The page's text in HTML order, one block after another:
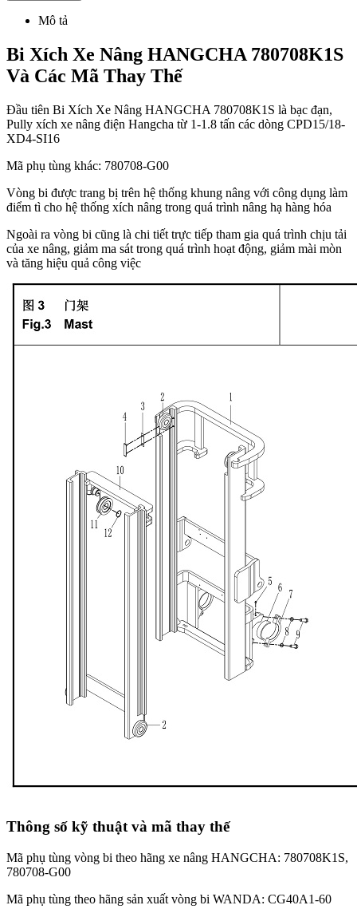
Mô tả
Bi Xích Xe Nâng HANGCHA 780708K1S
Và Các Mã Thay Thế
Đầu tiên Bi Xích Xe Nâng HANGCHA 780708K1S là bạc đạn,
Pully xích xe nâng điện Hangcha từ 1-1.8 tấn các dòng CPD15/18-
XD4-SI16
Mã phụ tùng khác: 780708-G00
Vòng bi được trang bị trên hệ thống khung nâng với công dụng làm
điểm tì cho hệ thống xích nâng trong quá trình nâng hạ hàng hóa
Ngoài ra vòng bi cũng là chi tiết trực tiếp tham gia quá trình chịu tải
của xe nâng, giảm ma sát trong quá trình hoạt động, giảm mài mòn
và tăng hiệu quả công việc
Thông số kỹ thuật và mã thay thế
Mã phụ tùng vòng bi theo hãng xe nâng HANGCHA: 780708K1S,
780708-G00
Mã phụ tùng theo hãng sản xuất vòng bi WANDA: CG40A1-60